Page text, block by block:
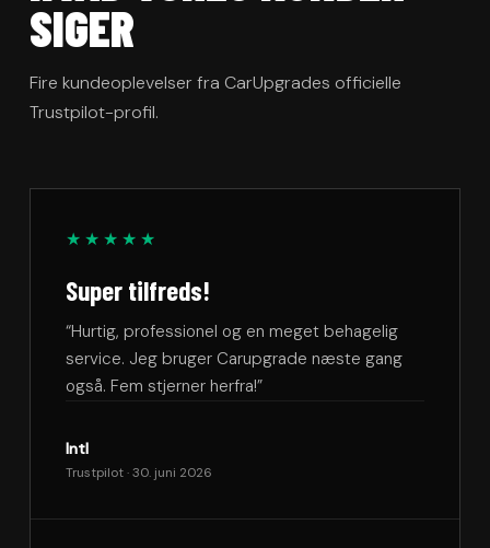
SIGER
Fire kundeoplevelser fra CarUpgrades officielle
Trustpilot-profil.
★★★★★
Super tilfreds!
“Hurtig, professionel og en meget behagelig
service. Jeg bruger Carupgrade næste gang
også. Fem stjerner herfra!”
Intl
Trustpilot · 30. juni 2026